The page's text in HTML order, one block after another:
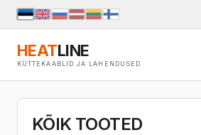
HEATLINE
KÜTTEKAABLID JA LAHENDUSED
KÕIK TOOTED